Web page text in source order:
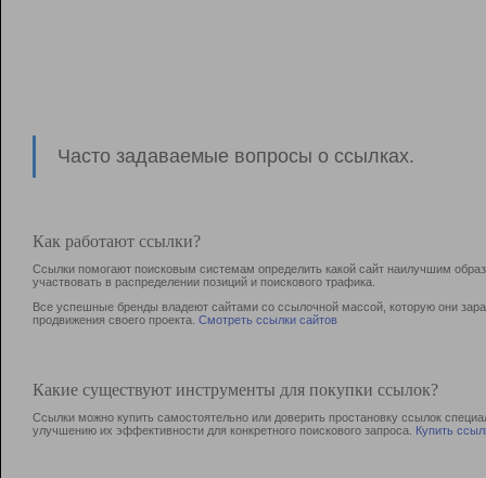
Часто задаваемые вопросы о ссылках.
Как работают ссылки?
Ссылки помогают поисковым системам определить какой сайт наилучшим
участвовать в раcпределении позиций и поискового трафика.
Все успешные бренды владеют сайтами со ссылочной массой, которую они
продвижения своего проекта. Смотреть ссылки сайтов
Какие существуют инструменты для покупки ссылок?
Ссылки можно купить самостоятельно или доверить простановку ссылок
улучшению их эффективности для конкретного поискового запроса. Купить